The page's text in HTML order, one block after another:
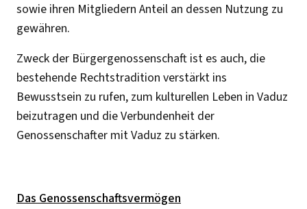
sowie ihren Mitgliedern Anteil an dessen Nutzung zu
gewähren.
Zweck der Bürgergenossenschaft ist es auch, die
bestehende Rechtstradition verstärkt ins
Bewusstsein zu rufen, zum kulturellen Leben in Vaduz
beizutragen und die Verbundenheit der
Genossenschafter mit Vaduz zu stärken.
Das Genossenschaftsvermögen